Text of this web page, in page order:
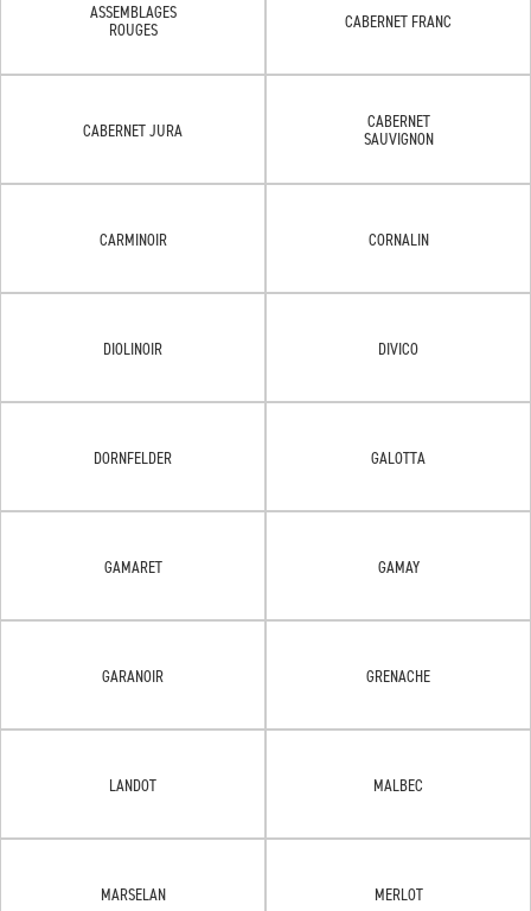
ASSEMBLAGES
ROUGES
CABERNET FRANC
CABERNET JURA
CABERNET
SAUVIGNON
CARMINOIR CORNALIN
DIOLINOIR DIVICO
DORNFELDER GALOTTA
GAMARET GAMAY
GARANOIR GRENACHE
LANDOT MALBEC
MARSELAN MERLOT